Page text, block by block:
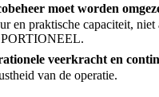
moet worden
en praktische capaciteit,
veerkracht en
van de operatie.